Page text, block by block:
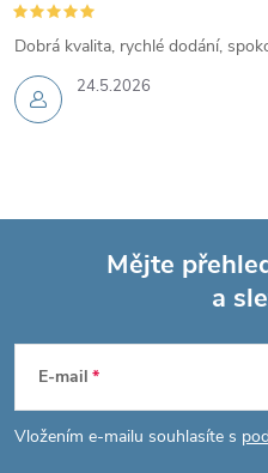
24.5.2026
Dobrá kvalita, rychlé dodání,
p
Mějte
a
E-mail
Vložením e-mailu souhlasíte s